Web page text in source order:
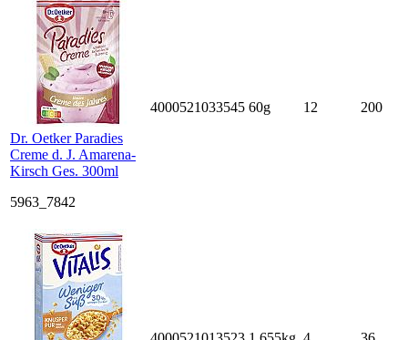
Dr. Oetker Paradies
Creme d. J. Amarena-
Kirsch Ges. 300ml
5963_7842
4000521033545 60g 12 200